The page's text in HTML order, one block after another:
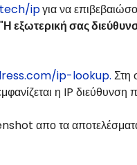
ipγια να
Η εξωτερική σας
ip-lookup. Στη
η IP διεύθυνση
απο τα